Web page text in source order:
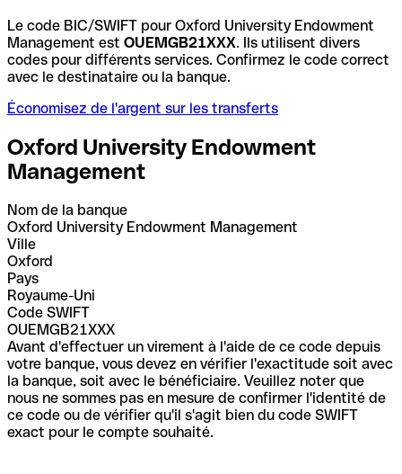
Le code BIC/SWIFT pour Oxford University Endowment
Management est OUEMGB21XXX. Ils utilisent divers
codes pour différents services. Confirmez le code correct
avec le destinataire ou la banque.
Économisez de l'argent sur les transferts
Oxford University Endowment
Management
Nom de la banque
Oxford University Endowment Management
Ville
Oxford
Pays
Royaume-Uni
Code SWIFT
OUEMGB21XXX
Avant d'effectuer un virement à l'aide de ce code depuis
votre banque, vous devez en vérifier l'exactitude soit avec
la banque, soit avec le bénéficiaire. Veuillez noter que
nous ne sommes pas en mesure de confirmer l'identité de
ce code ou de vérifier qu'il s'agit bien du code SWIFT
exact pour le compte souhaité.